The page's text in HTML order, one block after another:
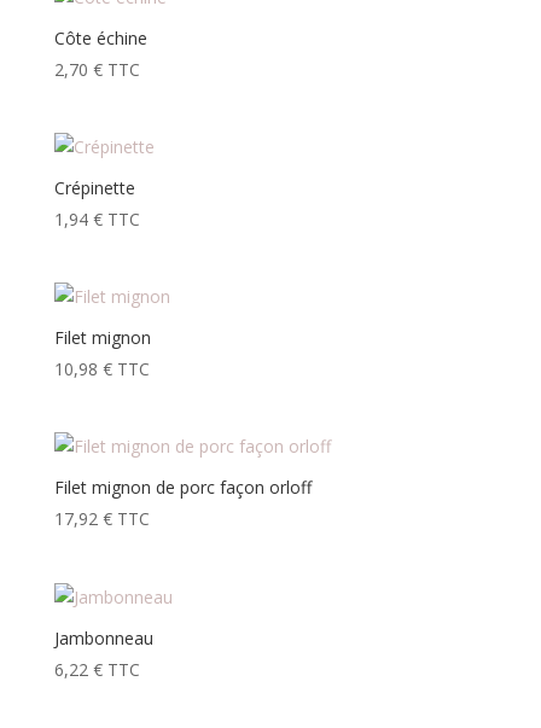
Côte échine
2,70 € TTC
Crépinette
1,94 € TTC
Filet mignon
10,98 € TTC
Filet mignon de porc façon orloff
17,92 € TTC
Jambonneau
6,22 € TTC